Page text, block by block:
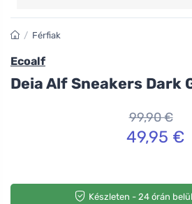
/ Férfiak
Ecoalf
Deia Alf Sneakers Dark
99,90 €
49,95 €
Készleten - 24 órán